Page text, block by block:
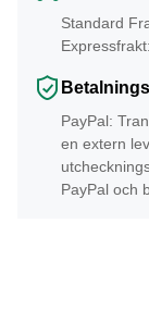
Standard
PayPal:
en extern
PayPal och